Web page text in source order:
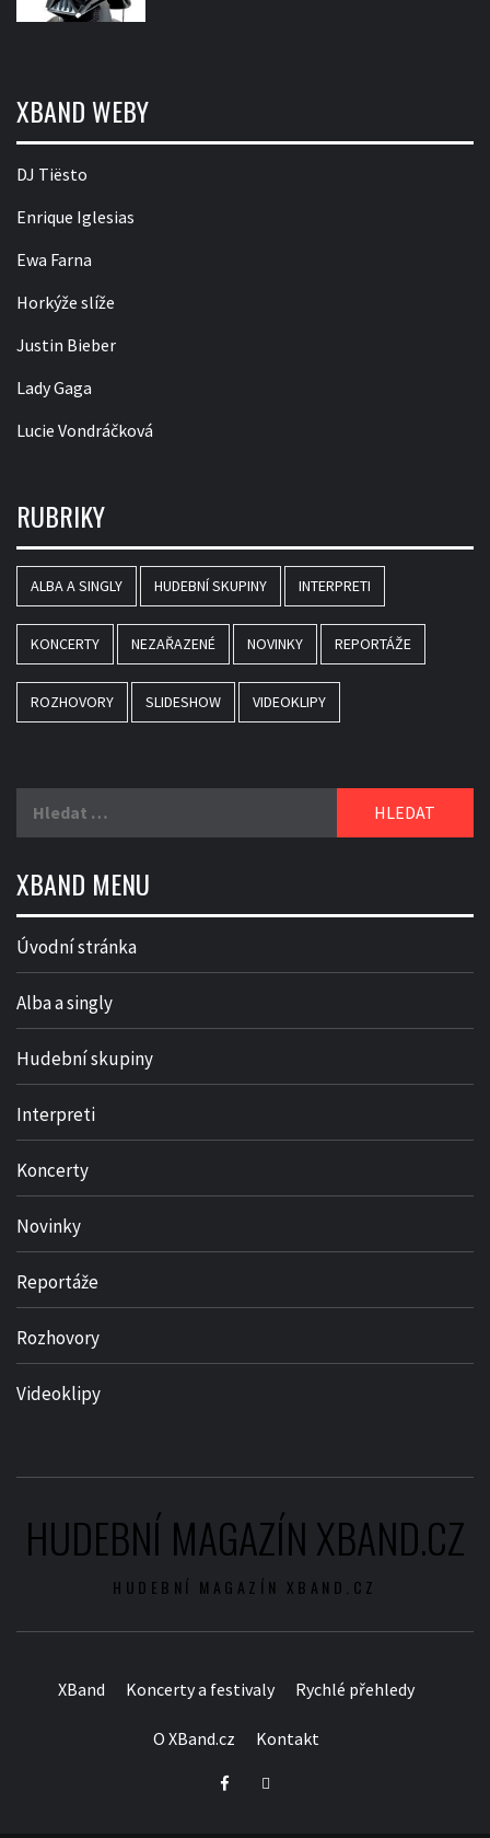
XBAND WEBY
DJ Tiësto
Enrique Iglesias
Ewa Farna
Horkýže slíže
Justin Bieber
Lady Gaga
Lucie Vondráčková
RUBRIKY
ALBA A SINGLY HUDEBNÍ SKUPINY INTERPRETI
KONCERTY NEZAŘAZENÉ NOVINKY REPORTÁŽE
ROZHOVORY SLIDESHOW VIDEOKLIPY
XBAND MENU
Úvodní stránka
Alba a singly
Hudební skupiny
Interpreti
Koncerty
Novinky
Reportáže
Rozhovory
Videoklipy
HUDEBNÍ MAGAZÍN XBAND.CZ
HUDEBNÍ MAGAZÍN XBAND.CZ
XBand Koncerty a festivaly Rychlé přehledy
O XBand.cz Kontakt
FacebookTwitter